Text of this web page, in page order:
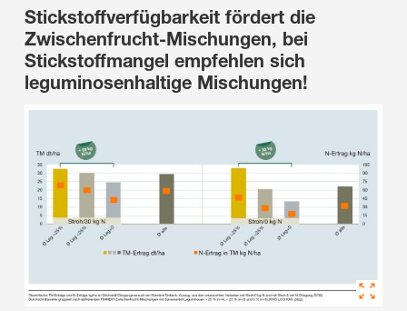
Stickstoffverfügbarkeit fördert die
Zwischenfrucht-Mischungen, bei
Stickstoffmangel empfehlen sich
leguminosenhaltige Mischungen!